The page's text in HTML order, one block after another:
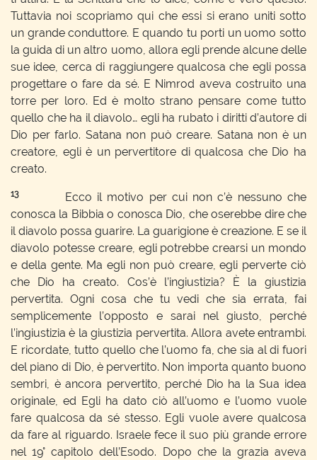
Tuttavia noi scopriamo qui che essi si erano uniti sotto
un grande conduttore. E quando tu porti un uomo sotto
la guida di un altro uomo, allora egli prende alcune delle
sue idee, cerca di raggiungere qualcosa che egli possa
progettare o fare da sé. E Nimrod aveva costruito una
torre per loro. Ed è molto strano pensare come tutto
quello che ha il diavolo… egli ha rubato i diritti d’autore di
Dio per farlo. Satana non può creare. Satana non è un
creatore, egli è un pervertitore di qualcosa che Dio ha
creato.
13Ecco il motivo per cui non c’è nessuno che
conosca la Bibbia o conosca Dio, che oserebbe dire che
il diavolo possa guarire. La guarigione è creazione. E se il
diavolo potesse creare, egli potrebbe crearsi un mondo
e della gente. Ma egli non può creare, egli perverte ciò
che Dio ha creato. Cos’è l’ingiustizia? È la giustizia
pervertita. Ogni cosa che tu vedi che sia errata, fai
semplicemente l’opposto e sarai nel giusto, perché
l’ingiustizia è la giustizia pervertita. Allora avete entrambi.
E ricordate, tutto quello che l’uomo fa, che sia al di fuori
del piano di Dio, è pervertito. Non importa quanto buono
sembri, è ancora pervertito, perché Dio ha la Sua idea
originale, ed Egli ha dato ciò all’uomo e l’uomo vuole
fare qualcosa da sé stesso. Egli vuole avere qualcosa
da fare al riguardo. Israele fece il suo più grande errore
nel 19° capitolo dell’Esodo. Dopo che la grazia aveva